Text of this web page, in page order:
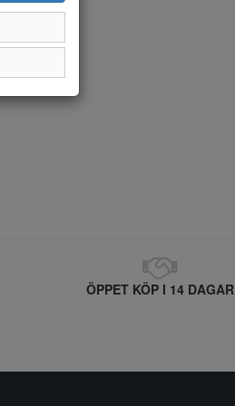
ÖPPET KÖP I 14 DAGAR